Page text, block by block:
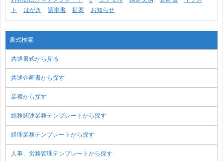
ト
はがき 請求書 提案 お知らせ
書式検索
共通書式から見る
共通企画書から探す
業種から探す
総務関連業務テンプレートから探す
経理業務テンプレートから探す
人事、労務管理テンプレートから探す